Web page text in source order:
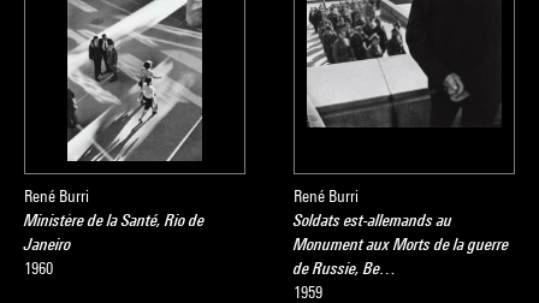
René Burri
Ministère de la Santé, Rio de
Janeiro
1960
René Burri
Soldats est-allemands au
Monument aux Morts de la guerre
de Russie, Be…
1959